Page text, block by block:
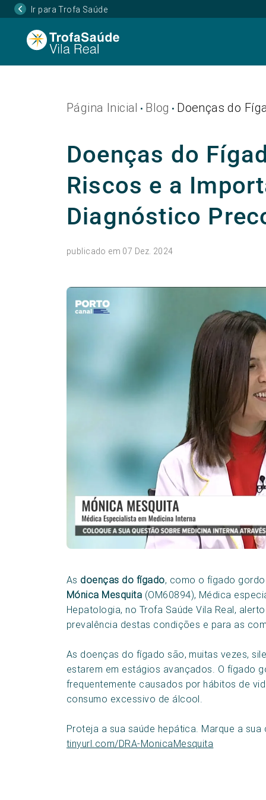
Ir para Trofa Saúde
Página Inicial • Blog • Doenças do
Doenças do
Riscos e a
Diagnóstico
publicado em 07 Dez. 2024
As doenças do fígado, como o fígado
Mónica Mesquita (OM60894), Médica
Hepatologia, no Trofa Saúde Vila Real,
prevalência destas condições e para as
As doenças do fígado são, muitas vezes,
estarem em estágios avançados. O fígado
frequentemente causados por hábitos de
consumo excessivo de álcool.
Proteja a sua saúde hepática. Marque a
tinyurl.com/DRA-MonicaMesquita